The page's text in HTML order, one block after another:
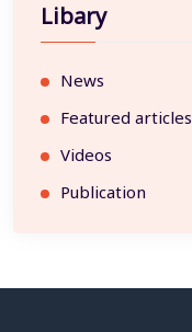
Libary
News
Featured articles
Videos
Publication